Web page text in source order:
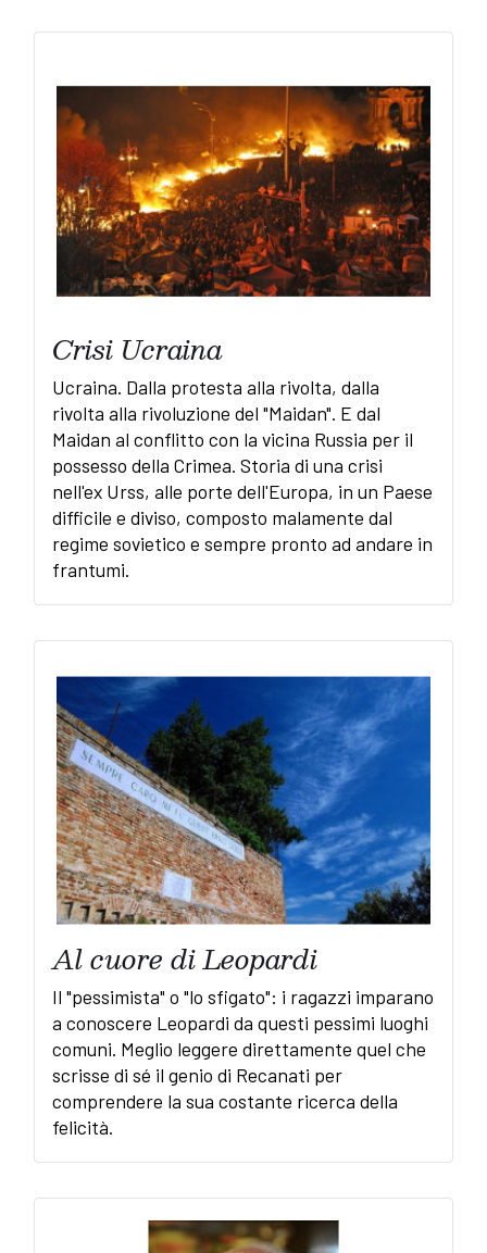
Crisi Ucraina
Ucraina. Dalla protesta alla rivolta, dalla
rivolta alla rivoluzione del "Maidan". E dal
Maidan al conflitto con la vicina Russia per il
possesso della Crimea. Storia di una crisi
nell'ex Urss, alle porte dell'Europa, in un Paese
difficile e diviso, composto malamente dal
regime sovietico e sempre pronto ad andare in
frantumi.
Al cuore di Leopardi
Il "pessimista" o "lo sfigato": i ragazzi imparano
a conoscere Leopardi da questi pessimi luoghi
comuni. Meglio leggere direttamente quel che
scrisse di sé il genio di Recanati per
comprendere la sua costante ricerca della
felicità.